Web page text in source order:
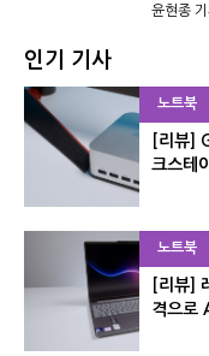
윤현종
인기 기사
노트북
[리뷰]
크스테
노트북
[리뷰]
격으로